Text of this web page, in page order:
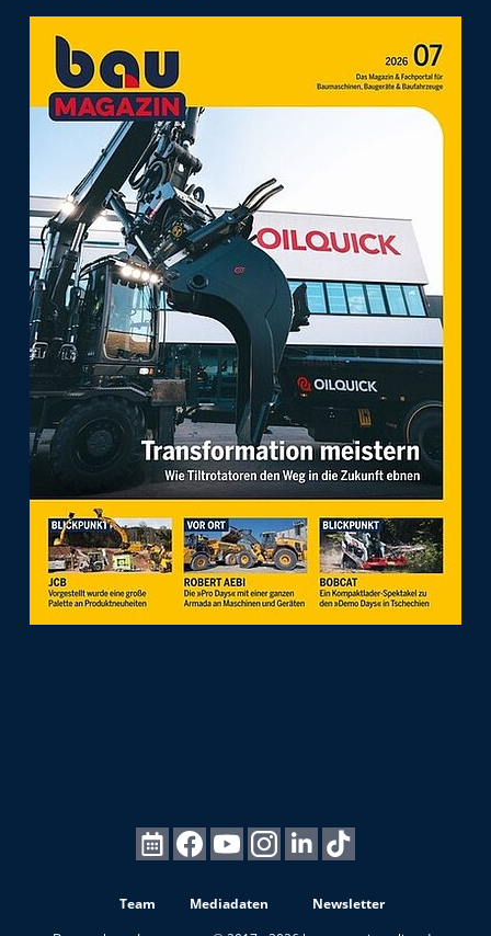
Team Mediadaten
Newsletter